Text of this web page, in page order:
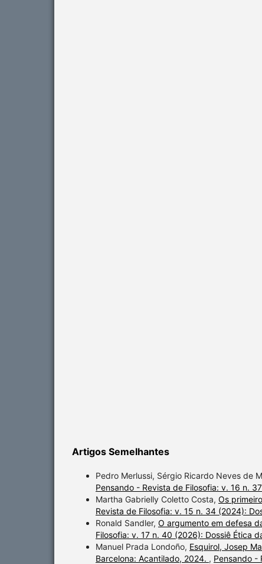
Artigos Semelhantes
Pedro Merlussi, Sérgio Ricardo Neves de
Pensando - Revista de Filosofia: v. 16 n.
Martha Gabrielly Coletto Costa, Os
Revista de Filosofia: v. 15 n. 34 (2024):
Ronald Sandler, O argumento em defesa
Filosofia: v. 17 n. 40 (2026): Dossiê Ética
Manuel Prada Londoño, Esquirol, Josep
Barcelona: Acantilado, 2024. , Pensando -